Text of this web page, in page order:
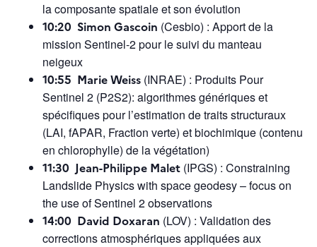
la composante spatiale et son évolution
10:20 Simon Gascoin (Cesbio) : Apport de la
mission Sentinel-2 pour le suivi du manteau
neigeux
10:55 Marie Weiss (INRAE) : Produits Pour
Sentinel 2 (P2S2): algorithmes génériques et
spécifiques pour l’estimation de traits structuraux
(LAI, fAPAR, Fraction verte) et biochimique (contenu
en chlorophylle) de la végétation)
11:30 Jean-Philippe Malet (IPGS) : Constraining
Landslide Physics with space geodesy – focus on
the use of Sentinel 2 observations
14:00 David Doxaran (LOV) : Validation des
corrections atmosphériques appliquées aux